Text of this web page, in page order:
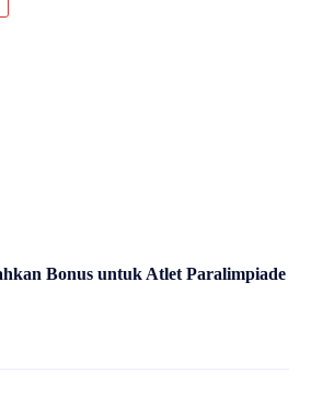
Bonus untuk Atlet Paralimpiade